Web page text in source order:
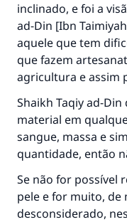
inclinado, e foi a
ad-Din [Ibn
aquele que tem
que fazem
agricultura e assim
Shaikh Taqiy ad-
material em
sangue, massa e
quantidade, então
Se não for possível
pele e for muito, de
desconsiderado,